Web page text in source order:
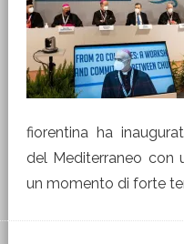
fiorentina ha
del Mediterraneo con
un momento di forte